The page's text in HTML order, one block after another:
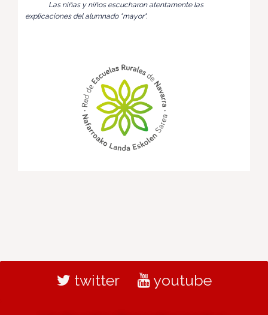
Las niñas y niños escucharon atentamente las
explicaciones del alumnado "mayor".
twitter youtube